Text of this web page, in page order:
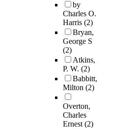
by
Charles O.
Harris (2)
Bryan,
George S
(2)
Atkins,
P. W. (2)
Babbitt,
Milton (2)
Overton,
Charles
Ernest(2)